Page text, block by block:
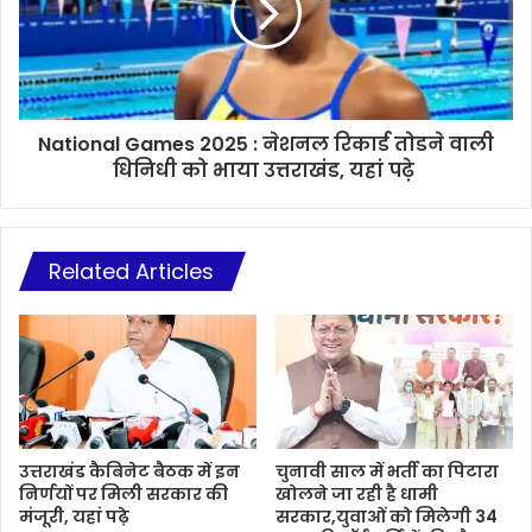
National Games 2025 : नेशनल रिकार्ड तोडने वाली
धिनिधी को भाया उत्तराखंड, यहां पढ़े
Related Articles
उत्तराखंड कैबिनेट बैठक में इन
निर्णयों पर मिली सरकार की
मंजूरी, यहां पढ़े
चुनावी साल में भर्ती का पिटारा
खोलने जा रही है धामी
सरकार,युवाओं को मिलेगी 34